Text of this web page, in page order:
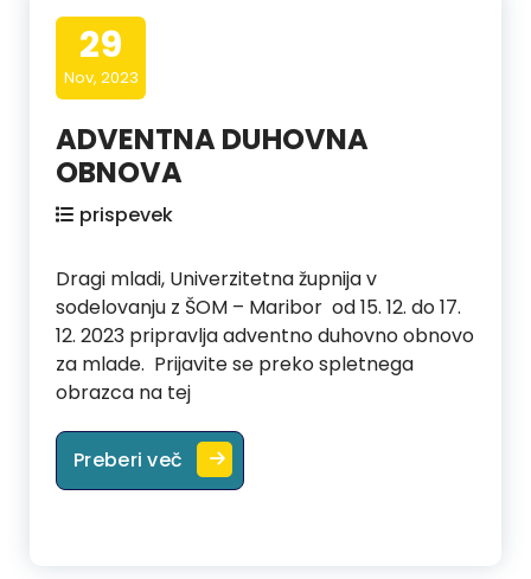
29
Nov, 2023
ADVENTNA DUHOVNA
OBNOVA
prispevek
Dragi mladi, Univerzitetna župnija v
sodelovanju z ŠOM – Maribor od 15. 12. do 17.
12. 2023 pripravlja adventno duhovno obnovo
za mlade. Prijavite se preko spletnega
obrazca na tej
Preberi več ADVENTNA DUHOVNA OBNOVA